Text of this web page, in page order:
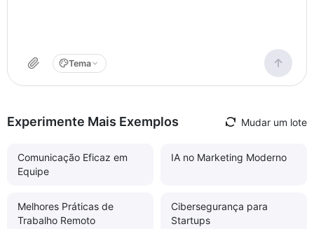
Tema
Experimente Mais Exemplos Mudar um lote
Comunicação Eficaz em
Equipe
IA no Marketing Moderno
Melhores Práticas de
Trabalho Remoto
Cibersegurança para
Startups